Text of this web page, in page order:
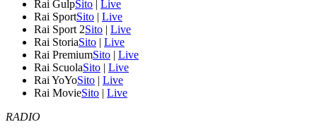
Rai GulpSito | Live
Rai SportSito | Live
Rai Sport 2Sito | Live
Rai StoriaSito | Live
Rai PremiumSito | Live
Rai ScuolaSito | Live
Rai YoYoSito | Live
Rai MovieSito | Live
RADIO